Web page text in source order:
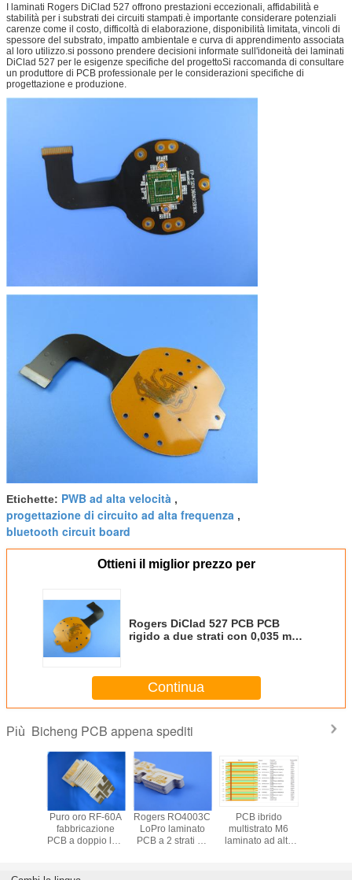
I laminati Rogers DiClad 527 offrono prestazioni eccezionali, affidabilità e
stabilità per i substrati dei circuiti stampati.è importante considerare potenziali
carenze come il costo, difficoltà di elaborazione, disponibilità limitata, vincoli di
spessore del substrato, impatto ambientale e curva di apprendimento associata
al loro utilizzo.si possono prendere decisioni informate sull'idoneità dei laminati
DiClad 527 per le esigenze specifiche del progettoSi raccomanda di consultare
un produttore di PCB professionale per le considerazioni specifiche di
progettazione e produzione.
Etichette: PWB ad alta velocità ,
progettazione di circuito ad alta frequenza ,
bluetooth circuit board
Ottieni il miglior prezzo per
Rogers DiClad 527 PCB PCB
rigido a due strati con 0,035 mm
Continua
Più Bicheng PCB appena spediti
finitura
Puro oro RF-60A
fabbricazione
PCB a doppio lato
su 50 mil
Rogers RO4003C
LoPro laminato
PCB a 2 strati da
PCB ibrido
multistrato M6
laminato ad alta